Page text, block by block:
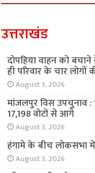
उत्तराखंड
दोपहिया वाहन को
ही परिवार के चार लोगों
August 3, 2026
मांजलपुर विस उपचुनाव :
17,198 वोटों से आगे
August 3, 2026
हंगामे के बीच लोकसभा
August 3, 2026